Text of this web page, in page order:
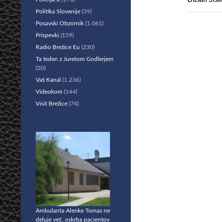
Politika Slovenije (39)
Posavski Obzornik (1.061)
Prispevki (159)
Radio Brežice Eu (230)
Ta teden z Juretom Godlerjem
(20)
Vaš Kanal (1.236)
Videokom (144)
Visit Brežice (74)
Ambulanta Alenke Tomas ne
deluje več, oskrba pacientov